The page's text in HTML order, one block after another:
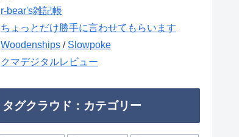
r-bear's雑記帳
ちょっとだけ勝手に言わせてもらいます
Woodenships / Slowpoke
クマデジタルレビュー
タグクラウド：カテゴリー